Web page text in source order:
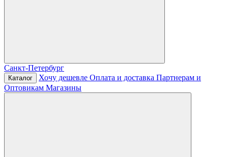
Санкт-Петербург
Каталог Хочу дешевле Оплата и доставка Партнерам и
Оптовикам Магазины